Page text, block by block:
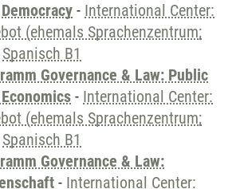
- International Center:
(ehemals Sprachenzentrum;
Spanisch B1
Governance & Law: Public
- International Center:
(ehemals Sprachenzentrum;
Spanisch B1
Governance & Law:
- International Center: